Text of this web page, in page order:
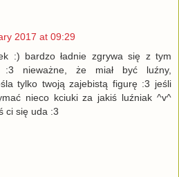
2017 at 09:29
:) bardzo ładnie zgrywa się z tym
:3 nieważne, że miał być luźny,
tylko twoją zajebistą figurę :3 jeśli
nieco kciuki za jakiś luźniak ^v^
ci się uda :3